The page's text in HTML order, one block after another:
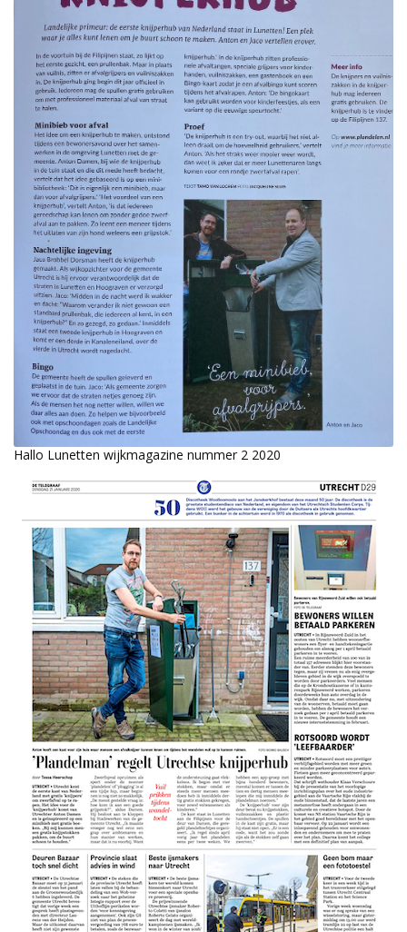
Hallo Lunetten wijkmagazine nummer 2 2020